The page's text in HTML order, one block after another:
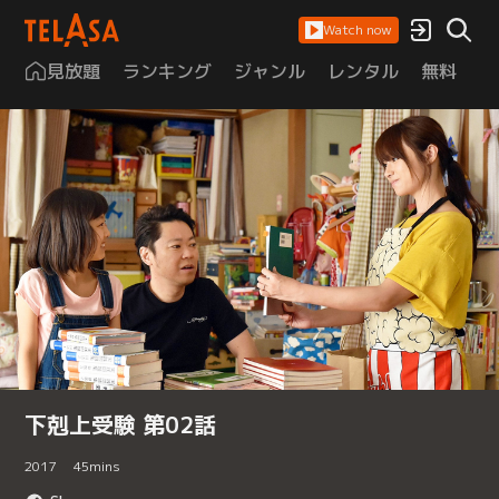
Watch now
見放題 ランキング ジャンル レンタル 無料
下剋上受験 第02話
2017 45mins